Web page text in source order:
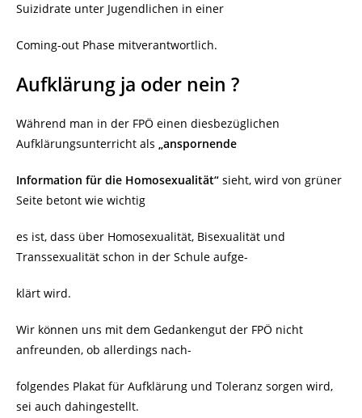
Suizidrate unter Jugendlichen in einer
Coming-out Phase mitverantwortlich.
Aufklärung ja oder nein ?
Während man in der FPÖ einen diesbezüglichen
Aufklärungsunterricht als „anspornende
Information für die Homosexualität“ sieht, wird von grüner
Seite betont wie wichtig
es ist, dass über Homosexualität, Bisexualität und
Transsexualität schon in der Schule aufge-
klärt wird.
Wir können uns mit dem Gedankengut der FPÖ nicht
anfreunden, ob allerdings nach-
folgendes Plakat für Aufklärung und Toleranz sorgen wird,
sei auch dahingestellt.